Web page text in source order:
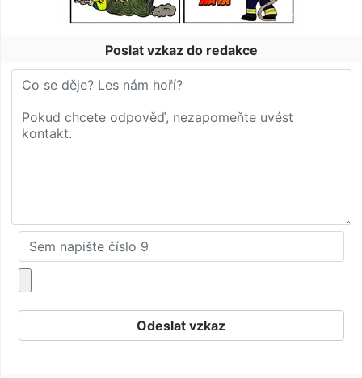
Poslat vzkaz do redakce